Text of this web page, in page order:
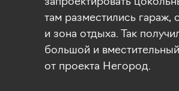
там разместились гараж,
и зона отдыха. Так
большой и
от проекта Негород.